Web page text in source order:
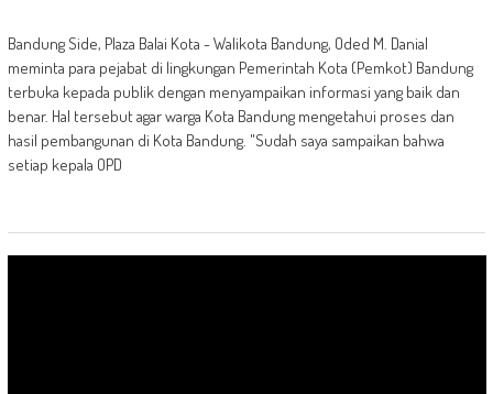
Bandung Side, Plaza Balai Kota - Walikota Bandung, Oded M. Danial
meminta para pejabat di lingkungan Pemerintah Kota (Pemkot) Bandung
terbuka kepada publik dengan menyampaikan informasi yang baik dan
benar. Hal tersebut agar warga Kota Bandung mengetahui proses dan
hasil pembangunan di Kota Bandung. "Sudah saya sampaikan bahwa
setiap kepala OPD